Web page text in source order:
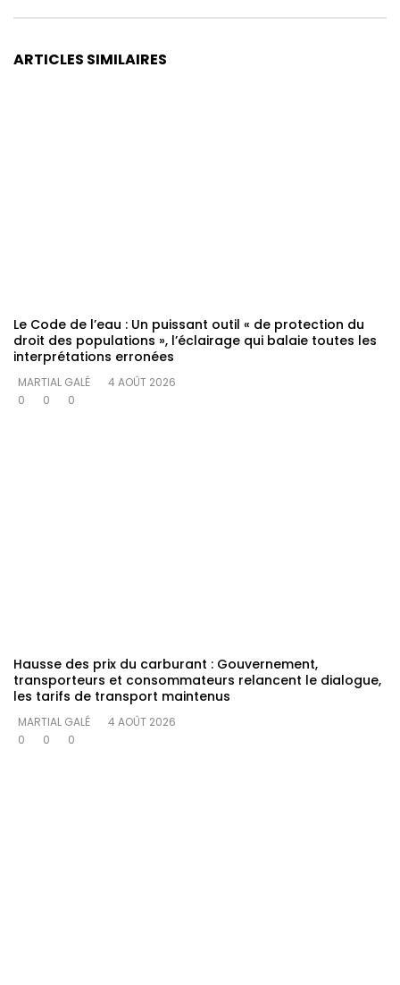
ARTICLES SIMILAIRES
Le Code de l’eau : Un puissant outil « de protection du
droit des populations », l’éclairage qui balaie toutes les
interprétations erronées
MARTIAL GALÉ
4 AOÛT 2026
0
0 0
Hausse des prix du carburant : Gouvernement,
transporteurs et consommateurs relancent le dialogue,
les tarifs de transport maintenus
MARTIAL GALÉ
4 AOÛT 2026
0
0 0